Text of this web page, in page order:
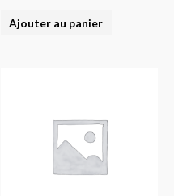
Ajouter au panier